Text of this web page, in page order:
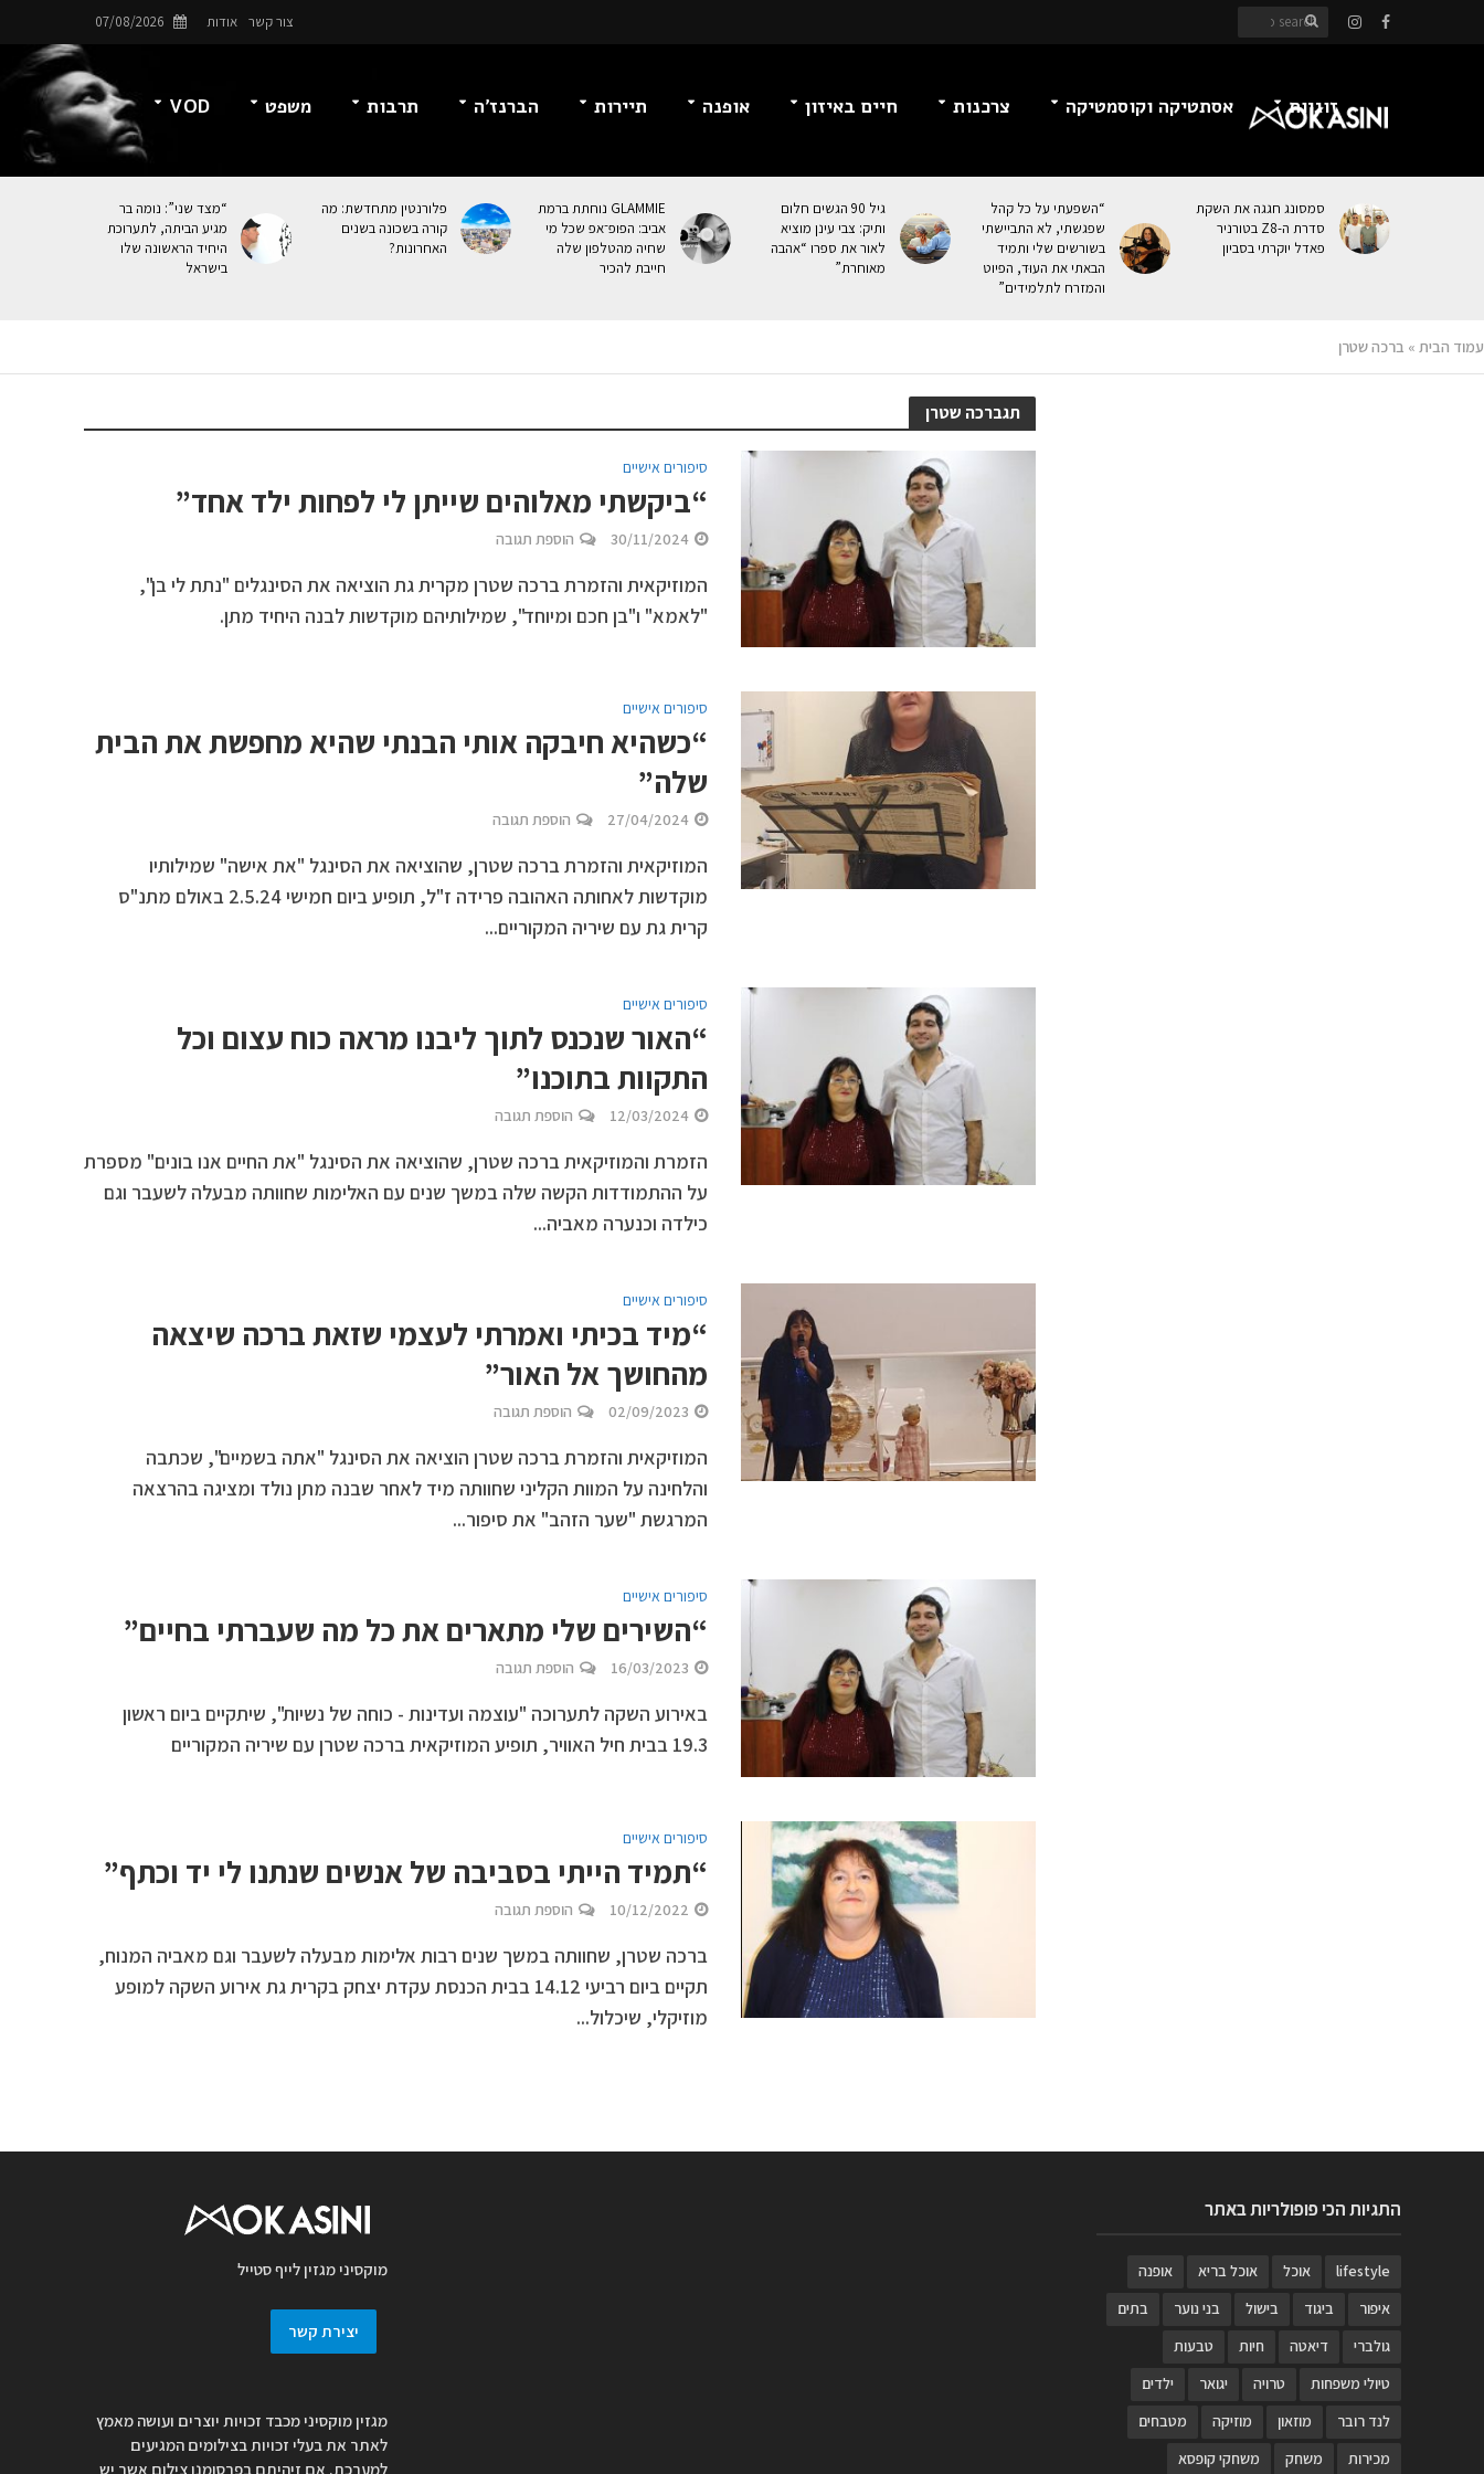
צור קשר אודות 07/08/2026
זוגיות אסתטיקה וקוסמטיקה צרכנות חיים באיזון אופנה תיירות הברנז’ה תרבות משפט VOD
סמסונג חגגה את השקת
סדרת ה-Z8 בטורניר
פאדל יוקרתי בסביון
“השפעתי על כל קהל
שפגשתי, לא התביישתי
בשורשים שלי ותמיד
הבאתי את העוּד, הפיוט
והמזרח לתלמידים”
גיל 90 הגשים חלום
ותיק: צבי עינן מוציא
לאור את ספרו “אהבה
מאוחרת”
GLAMMIE נוחתת ברמת
אביב: הפופ־אפ שכל מי
שחיה מהטלפון שלה
חייבת להכיר
פלורנטין מתחדשת: מה
קורה בשכונה בשנים
האחרונות?
“מצד שני”: נומה בר
מגיע הביתה, לתערוכת
היחיד הראשונה שלו
בישראל
עמוד הבית » ברכה שטרן
תגברכה שטרן
סיפורים אישיים
“ביקשתי מאלוהים שייתן לי לפחות ילד אחד”
30/11/2024 הוספת תגובה
המוזיקאית והזמרת ברכה שטרן מקרית גת הוציאה את הסינגלים "נתת לי בן",
"לאמא" ו"בן חכם ומיוחד", שמילותיהם מוקדשות לבנה היחיד מתן.
סיפורים אישיים
“כשהיא חיבקה אותי הבנתי שהיא מחפשת את הבית
שלה”
27/04/2024 הוספת תגובה
המוזיקאית והזמרת ברכה שטרן, שהוציאה את הסינגל "את אישה" שמילותיו
מוקדשות לאחותה האהובה פרידה ז"ל, תופיע ביום חמישי 2.5.24 באולם מתנ"ס
קרית גת עם שיריה המקוריים...
סיפורים אישיים
“האור שנכנס לתוך ליבנו מראה כוח עצום וכל
התקוות בתוכנו”
12/03/2024 הוספת תגובה
הזמרת והמוזיקאית ברכה שטרן, שהוציאה את הסינגל "את החיים אנו בונים" מספרת
על ההתמודדות הקשה שלה במשך שנים עם האלימות שחוותה מבעלה לשעבר וגם
כילדה וכנערה מאביה...
סיפורים אישיים
“מיד בכיתי ואמרתי לעצמי שזאת ברכה שיצאה
מהחושך אל האור”
02/09/2023 הוספת תגובה
המוזיקאית והזמרת ברכה שטרן הוציאה את הסינגל "אתה בשמיים", שכתבה
והלחינה על המוות הקליני שחוותה מיד לאחר שבנה מתן נולד ומציגה בהרצאה
המרגשת "שער הזהב" את סיפור...
סיפורים אישיים
“השירים שלי מתארים את כל מה שעברתי בחיים”
16/03/2023 הוספת תגובה
באירוע השקה לתערוכה "עוצמה ועדינות - כוחה של נשיות", שיתקיים ביום ראשון
19.3 בבית חיל האוויר, תופיע המוזיקאית ברכה שטרן עם שיריה המקוריים
סיפורים אישיים
“תמיד הייתי בסביבה של אנשים שנתנו לי יד וכתף”
10/12/2022 הוספת תגובה
ברכה שטרן, שחוותה במשך שנים רבות אלימות מבעלה לשעבר וגם מאביה המנוח,
תקיים ביום רביעי 14.12 בבית הכנסת עקדת יצחק בקרית גת אירוע השקה למופע
מוזיקלי, שיכלול...
מוקסיני מגזין לייף סטייל
יצירת קשר
מגזין מוקסיני מכבד זכויות יוצרים ועושה מאמץ
לאתר את בעלי זכויות בצילומים המגיעים
למערכת. אם זיהיתם בפרסומנו צילום אשר יש
התגיות הכי פופולריות באתר
lifestyle אוכל אוכל בריא
אופנה
איפור
ביגוד בישול בני נוער
בתים
גולברי
דיאטה חיות
טבעות
טיולי משפחות
טרויה יגואר
ילדים
לנד רובר
מוזאון מוזיקה
מטבחים
מכירות
משחק משחקי קופסא